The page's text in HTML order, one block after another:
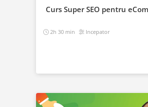
Curs Super SEO pentru
2h 30 min Incepator